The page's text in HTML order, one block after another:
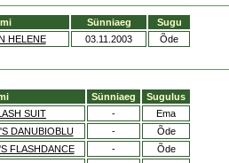
Sünniaeg
Sugu
HELENE 03.11.2003 Õde
Sünniaeg
Sugulus
SUIT -
Ema
DANUBIOBLU -
Õde
FLASHDANCE -
Õde